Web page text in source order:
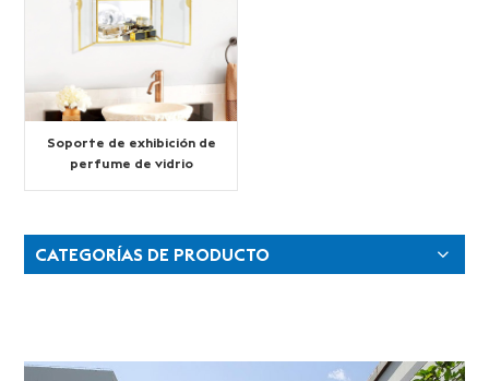
Soporte de exhibición de
perfume de vidrio
CATEGORÍAS DE PRODUCTO